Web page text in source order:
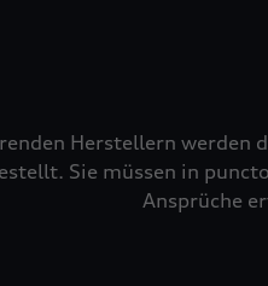
Herstellern werden
Sie müssen in
Ansprüche